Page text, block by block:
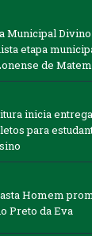
Municipal
etapa
de
inicia
para
Homem
Preto da Eva